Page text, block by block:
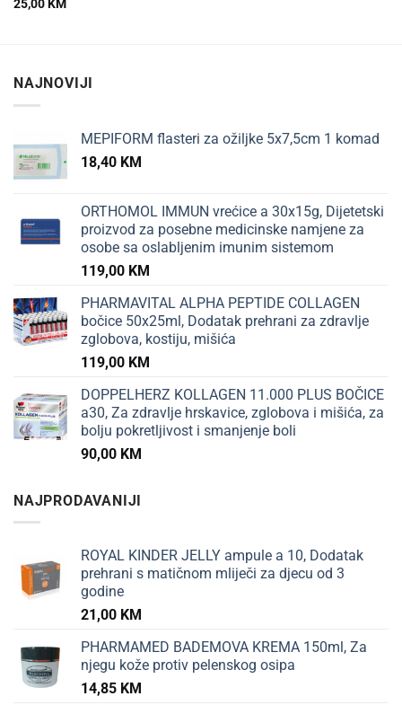
25,00 KM
NAJNOVIJI
MEPIFORM flasteri za ožiljke 5x7,5cm 1 komad
18,40 KM
ORTHOMOL IMMUN vrećice a 30x15g, Dijetetski
proizvod za posebne medicinske namjene za
osobe sa oslabljenim imunim sistemom
119,00 KM
PHARMAVITAL ALPHA PEPTIDE COLLAGEN
bočice 50x25ml, Dodatak prehrani za zdravlje
zglobova, kostiju, mišića
119,00 KM
DOPPELHERZ KOLLAGEN 11.000 PLUS BOČICE
a30, Za zdravlje hrskavice, zglobova i mišića, za
bolju pokretljivost i smanjenje boli
90,00 KM
NAJPRODAVANIJI
ROYAL KINDER JELLY ampule a 10, Dodatak
prehrani s matičnom mliječi za djecu od 3
godine
21,00 KM
PHARMAMED BADEMOVA KREMA 150ml, Za
njegu kože protiv pelenskog osipa
14,85 KM